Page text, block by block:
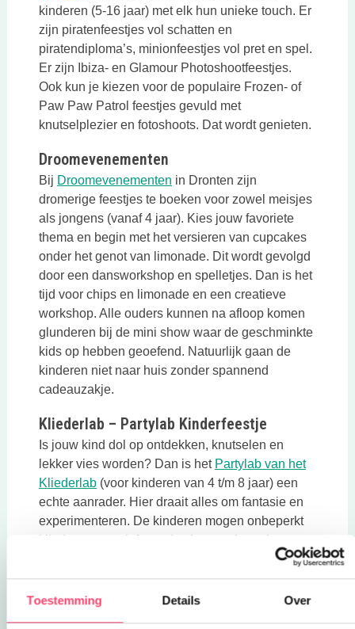
Toestemming Details Over
kinderen (5-16 jaar) met elk hun unieke touch. Er
zijn piratenfeestjes vol schatten en
piratendiploma’s, minionfeestjes vol pret en spel.
Er zijn Ibiza- en Glamour Photoshootfeestjes.
Ook kun je kiezen voor de populaire Frozen- of
Paw Paw Patrol feestjes gevuld met
knutselplezier en fotoshoots. Dat wordt genieten.
Droomevenementen
Bij DroomevenementenDeze link opent in een nieuwe
in Dronten zijn
dromerige feestjes te boeken voor zowel meisjes
als jongens (vanaf 4 jaar). Kies jouw favoriete
thema en begin met het versieren van cupcakes
onder het genot van limonade. Dit wordt gevolgd
door een dansworkshop en spelletjes. Dan is het
tijd voor chips en limonade en een creatieve
workshop. Alle ouders kunnen na afloop komen
glunderen bij de mini show waar de geschminkte
kids op hebben geoefend. Natuurlijk gaan de
kinderen niet naar huis zonder spannend
cadeauzakje.
Kliederlab – Partylab Kinderfeestje
Is jouw kind dol op ontdekken, knutselen en
lekker vies worden? Dan is het Partylab van het
Kliederlab(voor kinderen van 4 t/m 8 jaar) een
echte aanrader. Hier draait alles om fantasie en
experimenteren. De kinderen mogen onbeperkt
kliederen, creatief aan de slag met hun eigen
kunstwerk én dat meenemen naar huis als
blijvende herinnering.
Tussendoor wordt er gezorgd voor limonade en